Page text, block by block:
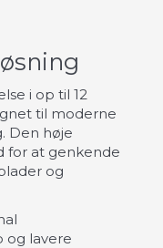
i op til 12
til moderne
Den høje
for at genkende
og
og lavere